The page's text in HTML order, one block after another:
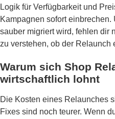
Logik für Verfügbarkeit und
Kampagnen sofort
sauber migriert wird, fehlen dir
zu verstehen, ob der Relaunch
Warum sich Shop
wirtschaftlich lohnt
Die Kosten eines Relaunches
Fixes sind noch teurer. Wenn